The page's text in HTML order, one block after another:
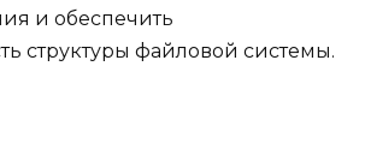
и обеспечить
структуры файловой системы.